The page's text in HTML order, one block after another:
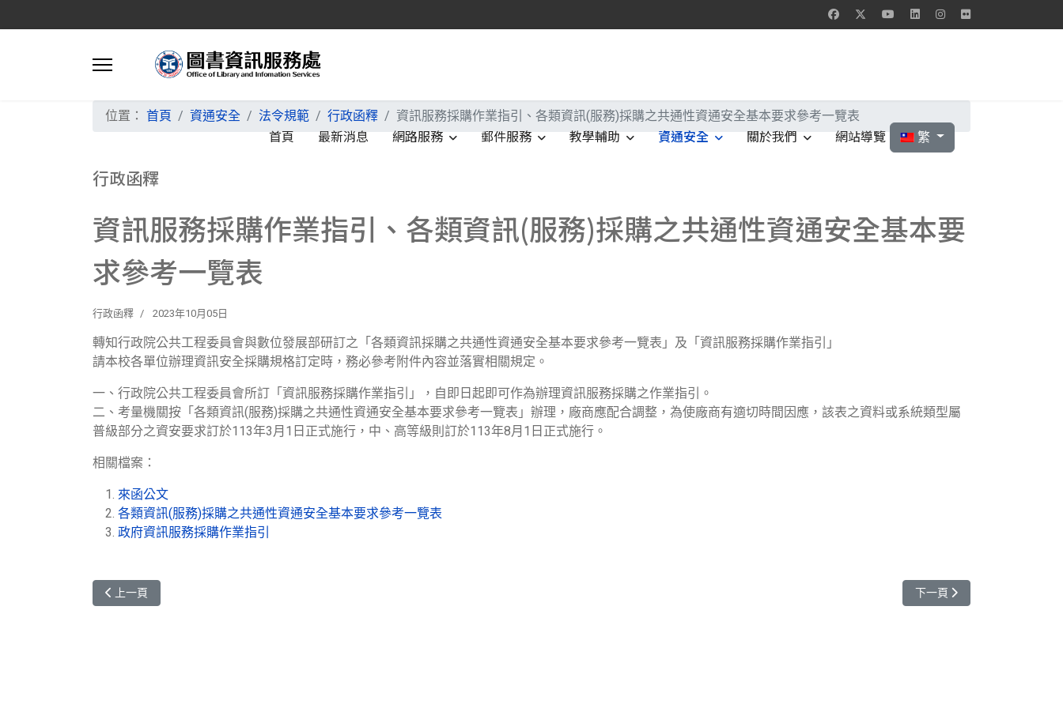
首頁 最新消息 網路服務 郵件服務 教學輔助 資通安全 關於我們 網站導覽 選擇你的語言
繁
位置： 首頁 資通安全 法令規範 行政函釋 資訊服務採購作業指引、各類資訊(服務)採購之共通性資通安全基本要求參考一覽表
行政函釋
資訊服務採購作業指引、各類資訊(服務)採購之共通性資通安全基本要
求參考一覽表
行政函釋 2023年10月05日
轉知行政院公共工程委員會與數位發展部研訂之「各類資訊採購之共通性資通安全基本要求參考一覽表」及「資訊服務採購作業指引」
請本校各單位辦理資訊安全採購規格訂定時，務必參考附件內容並落實相關規定。
一、行政院公共工程委員會所訂「資訊服務採購作業指引」，自即日起即可作為辦理資訊服務採購之作業指引。
二、考量機關按「各類資訊(服務)採購之共通性資通安全基本要求參考一覽表」辦理，廠商應配合調整，為使廠商有適切時間因應，該表之資料或系統類型屬
普級部分之資安要求訂於113年3月1日正式施行，中、高等級則訂於113年8月1日正式施行。
相關檔案：
來函公文
各類資訊(服務)採購之共通性資通安全基本要求參考一覽表
政府資訊服務採購作業指引
上一篇文章: 禁止使用及採購「大陸廠牌資通訊產品」相關規定
上一頁 下一篇文章: 修訂「全校落實
下一頁